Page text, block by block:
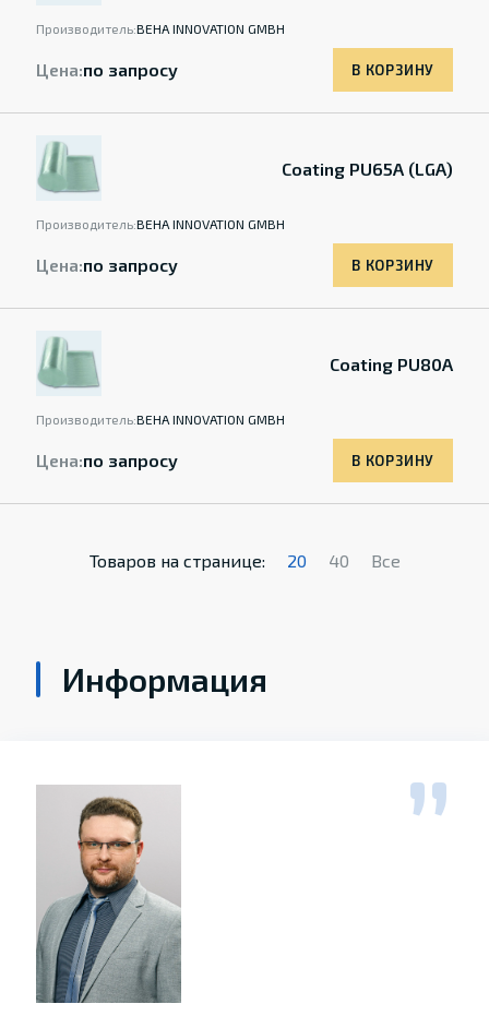
Производитель:BEHA INNOVATION GMBH
Цена:по запросу В КОРЗИНУ
Coating PU65A (LGA)
Производитель:BEHA INNOVATION GMBH
Цена:по запросу В КОРЗИНУ
Coating PU80A
Производитель:BEHA INNOVATION GMBH
Цена:по запросу В КОРЗИНУ
Товаров на странице: 20 40 Все
Информация